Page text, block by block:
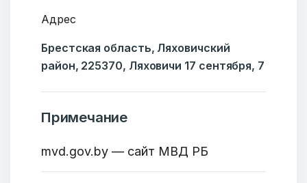
Адрес
Брестская область, Ляховичский
район, 225370, Ляховичи 17 сентября, 7
Примечание
mvd.gov.by — сайт МВД РБ